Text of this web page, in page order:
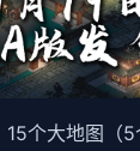
15个大地图（